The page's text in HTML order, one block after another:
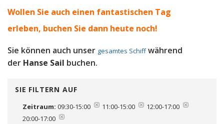
Wollen Sie auch einen fantastischen Tag
erleben, buchen Sie dann heute noch!
Sie können auch unser gesamtes Schiffwährend
der Hanse Sail buchen.
SIE FILTERN AUF
Zeitraum: 09:30-15:00 11:00-15:00
12:00-17:00
20:00-17:00